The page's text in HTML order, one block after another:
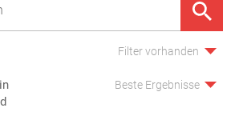
Filter vorhanden
Beste Ergebnisse